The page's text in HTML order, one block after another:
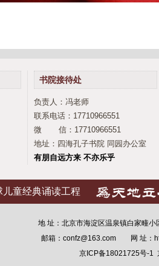
书院接待处
负责人：冯老师
联系电话：17710966551
微 信：17710966551
地址：四海孔子书院 同园办公室
有朋自远方来 不亦乐乎
儿童经典诵读工程
地 址：北京市海淀区温泉镇白家
邮箱：confz@163.com 网 址：
京ICP备18021725号-1